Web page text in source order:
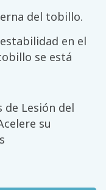
del tobillo.
en el
se está
Lesión del
su